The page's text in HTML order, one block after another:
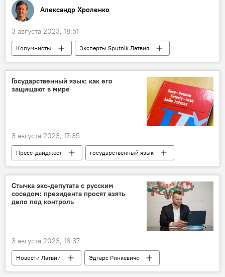
Александр Хроленко
3 августа 2023, 18:51
Колумнисты
Эксперты Sputnik Латвия
Россия
военные учения
Балтийское море
Государственный язык: как его
защищают в мире
3 августа 2023, 17:35
Пресс-дайджест
государственный язык
Литва
литовский язык
Стычка экс-депутата с русским
соседом: президента просят взять
дело под контроль
3 августа 2023, 16:37
Новости Латвии
Эдгарс Ринкевичс
разжигание национальной розни